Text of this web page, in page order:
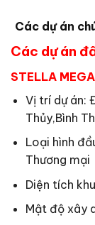
Các dự án
Các dự án
STELLA
Vị trí dự án:
Thủy,Bình
Loại hình
Thương mại
Diện tích
Mật độ xây